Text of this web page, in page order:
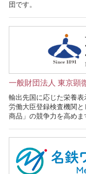
団です。
一般財団法人 東京顕
輸出先国に応じた栄養
労働大臣登録検査機関
商品」の競争力を高めま